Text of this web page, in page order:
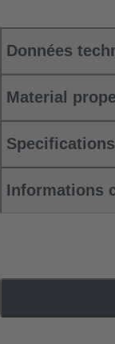
Données
Material
Informations